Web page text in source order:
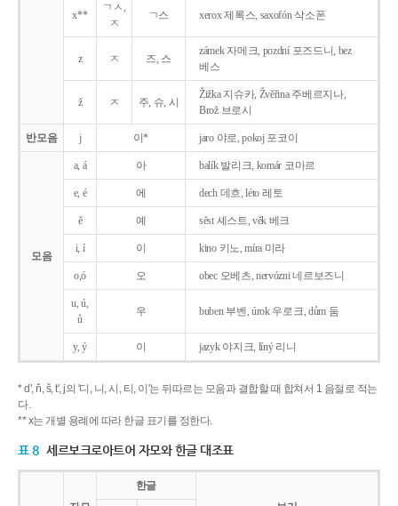
x**
ㄱㅅ,
ㅈ
ㄱ스 xerox 제록스, saxofón 삭소폰
z ㅈ 즈, 스
zámek 자메크, pozdní 포즈드니, bez
베스
ž ㅈ 주, 슈, 시
Žižka 지슈카, Žvěřina 주베르지나,
Brož 브로시
반모음 j 이* jaro 야로, pokoj 포코이
모음
a, á 아 balík 발리크, komár 코마르
e, é 에 dech 데흐, léto 레토
ě 예 sěst 셰스트, věk 베크
i, í 이 kino 키노, míra 미라
o,ó 오 obec 오베츠, nervózni 네르보즈니
u, ú,
ů
우 buben 부벤, úrok 우로크, dům 둠
y, ý 이 jazyk야지크, líný 리니
* d', ň, š, t', j의 '디, 니, 시, 티, 이'는 뒤따르는 모음과 결합할 때 합쳐서 1 음절로 적는
다.
** x는 개별 용례에 따라 한글 표기를 정한다.
표 8 세르보크로아트어 자모와 한글 대조표
한글